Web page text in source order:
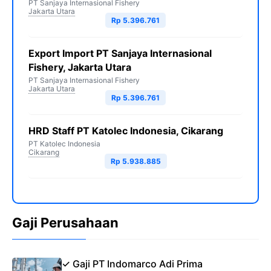
PT Sanjaya Internasional Fishery
Jakarta Utara
Rp 5.396.761
Export Import PT Sanjaya Internasional
Fishery, Jakarta Utara
PT Sanjaya Internasional Fishery
Jakarta Utara
Rp 5.396.761
HRD Staff PT Katolec Indonesia, Cikarang
PT Katolec Indonesia
Cikarang
Rp 5.938.885
Gaji Perusahaan
✓ Gaji PT Indomarco Adi Prima